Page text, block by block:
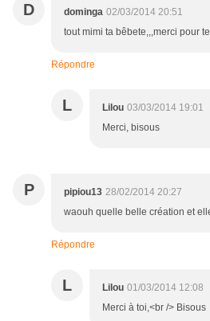
D dominga 02/03/2014 20:51
tout mimi ta bêbete,,,merci pour
Répondre
L Lilou 03/03/2014 19:01
Merci, bisous
P pipiou13 28/02/2014 20:27
waouh quelle belle création et
Répondre
L Lilou 01/03/2014 12:08
Merci à toi,<br /> Bisous